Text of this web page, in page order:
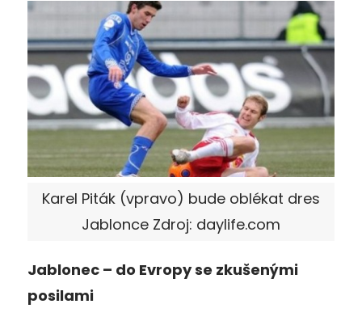
Karel Piták (vpravo) bude oblékat dres
Jablonce Zdroj: daylife.com
Jablonec – do Evropy se zkušenými
posilami